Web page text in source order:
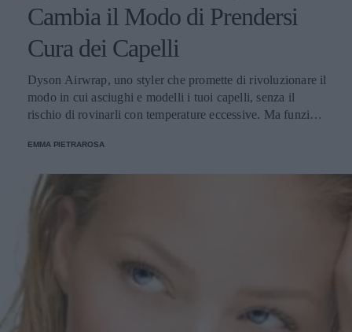
Cambia il Modo di Prendersi
Cura dei Capelli
Dyson Airwrap, uno styler che promette di rivoluzionare il
modo in cui asciughi e modelli i tuoi capelli, senza il
rischio di rovinarli con temperature eccessive. Ma funziona
EMMA PIETRAROSA